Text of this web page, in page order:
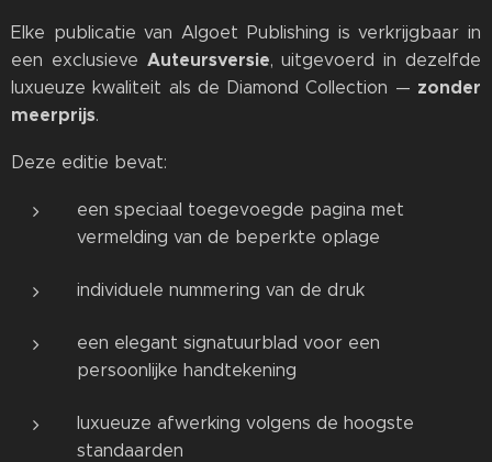
Elke publicatie van Algoet Publishing is verkrijgbaar in
een exclusieve Auteursversie, uitgevoerd in dezelfde
luxueuze kwaliteit als de Diamond Collection — zonder
meerprijs.
Deze editie bevat:
een speciaal toegevoegde pagina met
vermelding van de beperkte oplage
individuele nummering van de druk
een elegant signatuurblad voor een
persoonlijke handtekening
luxueuze afwerking volgens de hoogste
standaarden